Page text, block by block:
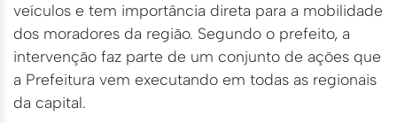
veículos e tem importância direta para a mobilidade
dos moradores da região. Segundo o prefeito, a
intervenção faz parte de um conjunto de ações que
a Prefeitura vem executando em todas as regionais
da capital.